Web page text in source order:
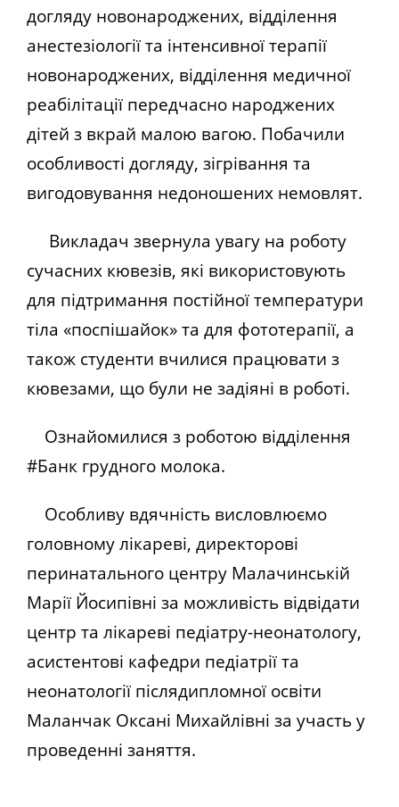
догляду новонароджених, відділення
анестезіології та інтенсивної терапії
новонароджених, відділення медичної
реабілітації передчасно народжених
дітей з вкрай малою вагою. Побачили
особливості догляду, зігрівання та
вигодовування недоношених немовлят.
Викладач звернула увагу на роботу
сучасних кювезів, які використовують
для підтримання постійної температури
тіла «поспішайок» та для фототерапії, а
також студенти вчилися працювати з
кювезами, що були не задіяні в роботі.
Ознайомилися з роботою відділення
#Банк грудного молока.
Особливу вдячність висловлюємо
головному лікареві, директорові
перинатального центру Малачинській
Марії Йосипівні за можливість відвідати
центр та лікареві педіатру-неонатологу,
асистентові кафедри педіатрії та
неонатології післядипломної освіти
Маланчак Оксані Михайлівні за участь у
проведенні заняття.